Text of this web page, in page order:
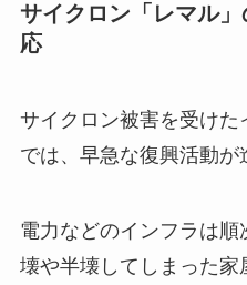
サイクロン「レマル
応
サイクロン被害を受けた
では、早急な復興活動が
電力などのインフラは順
壊や半壊してしまった家